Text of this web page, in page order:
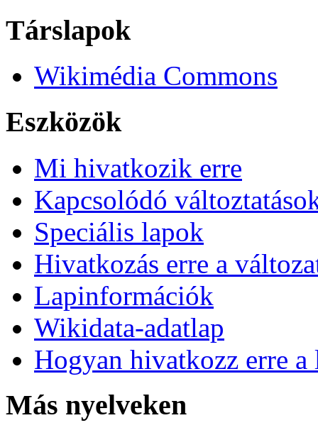
Társlapok
Wikimédia Commons
Eszközök
Mi hivatkozik erre
Kapcsolódó
Speciális lapok
Hivatkozás erre a
Lapinformációk
Wikidata-adatlap
Hogyan hivatkozz erre a
Más nyelveken